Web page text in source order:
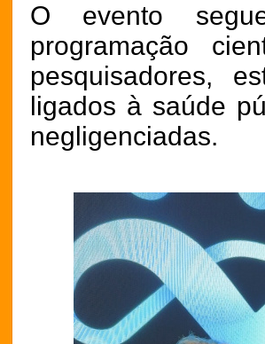
O evento
programação
pesquisadores,
ligados à saúde
negligenciadas.